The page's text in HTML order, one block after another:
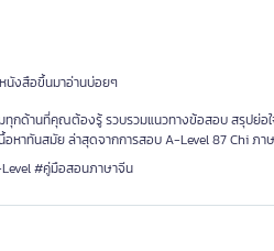
นังสือขึ้นมาอ่านบ่อยๆ
ด้านที่คุณต้องรู้ รวบรวมแนวทางข้อสอบ สรุปย่อ
หาทันสมัย ล่าสุดจากการสอบ A-Level 87 Chi ภ
#คู่มือสอนภาษาจีน